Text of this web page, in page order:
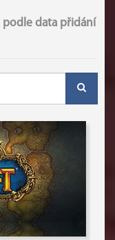
podle data přidání